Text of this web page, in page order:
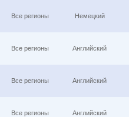
Все регионы Немецкий
Все регионы Английский
Все регионы Английский
Все регионы Английский